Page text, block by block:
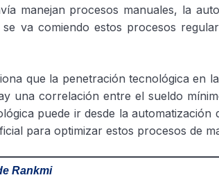
manejan procesos manuales, la
se va comiendo estos procesos
que la penetración tecnológica en
una correlación entre el sueldo
puede ir desde la
para optimizar estos procesos de
Rankmi